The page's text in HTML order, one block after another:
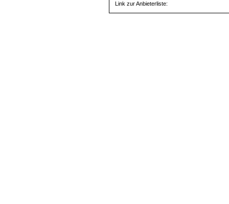
Link zur Anbieterliste: